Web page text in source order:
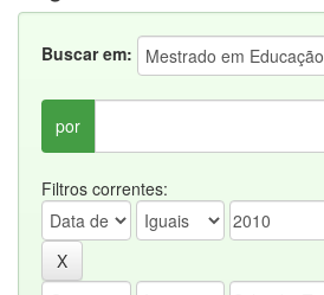
Buscar em:
por
Filtros correntes: